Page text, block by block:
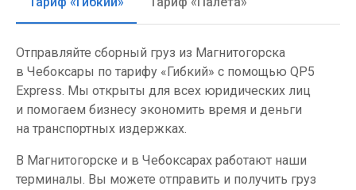
Отправляйте сборный груз из Магнитогорска
в Чебоксары по тарифу «Гибкий» с помощью QP5
Express. Мы открыты для всех юридических лиц
и помогаем бизнесу экономить время и деньги
на транспортных издержках.
В Магнитогорске и в Чебоксарах работают наши
терминалы. Вы можете отправить и получить груз